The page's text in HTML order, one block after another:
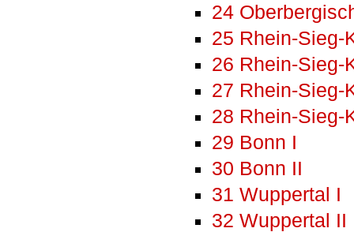
24
25 Rhein-Sieg-
26 Rhein-Sieg-
27 Rhein-Sieg-
28 Rhein-Sieg-
29 Bonn I
30 Bonn II
31 Wuppertal I
32 Wuppertal II